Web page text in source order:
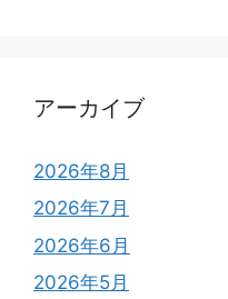
アーカイブ
2026年8月
2026年7月
2026年6月
2026年5月